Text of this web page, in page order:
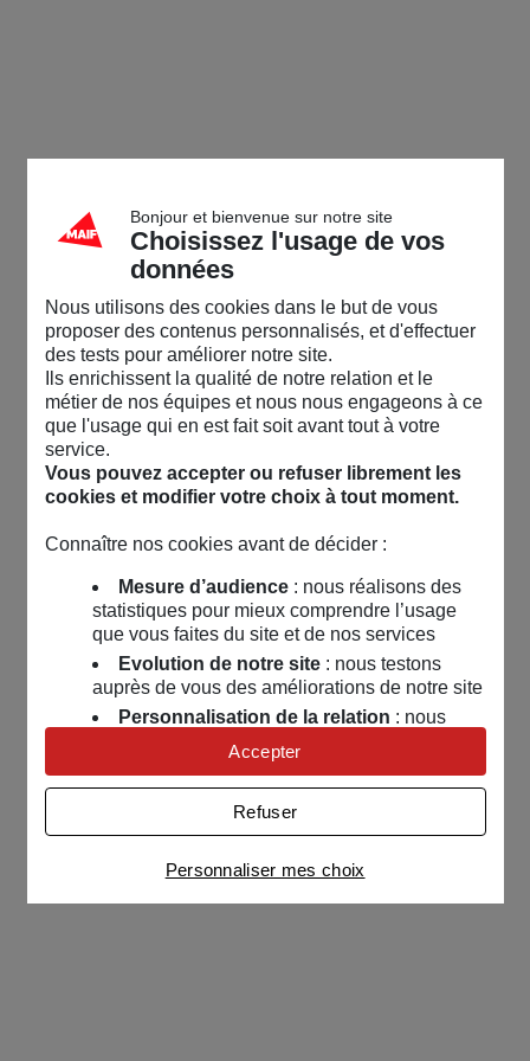
Bonjour et bienvenue sur notre site
Choisissez l'usage de vos
données
Nous utilisons des cookies dans le but de vous
proposer des contenus personnalisés, et d'effectuer
des tests pour améliorer notre site.
Ils enrichissent la qualité de notre relation et le
métier de nos équipes et nous nous engageons à ce
que l'usage qui en est fait soit avant tout à votre
service.
Vous pouvez accepter ou refuser librement les
cookies et modifier votre choix à tout moment.
Connaître nos cookies avant de décider :
Mesure d’audience: nous réalisons des
statistiques pour mieux comprendre l’usage
que vous faites du site et de nos services
Evolution de notre site: nous testons
auprès de vous des améliorations de notre site
Personnalisation de la relation : nous
nous servons de cookies pour adapter nos
contenus et personnaliser nos offres
Univers publicitaire: nous utilisons avec
nos partenaires des cookies pour afficher des
publicités personnalisées
Connaître notre politique cookies et la liste de nos
partenaires
Personnaliser mes choix
Refuser
Accepter